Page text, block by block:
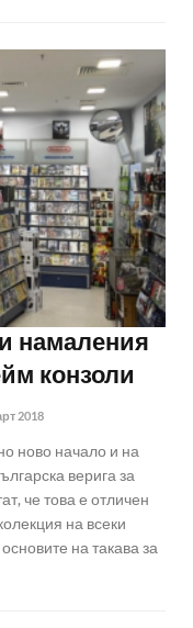
намаления
конзоли
2018
ново начало и на
верига за
че това е отличен
на всеки
на такава за